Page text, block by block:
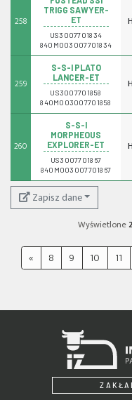
258
TRIGG SAWYER-
ET
US3007701834
840M003007701834
259
S-S-I PLATO
LANCER-ET
US3007701858
840M003007701858
260
S-S-I
MORPHEOUS
EXPLORER-ET
US3007701867
840M003007701867
Zapisz dane
Wyświetlone
« 8 9 10 11